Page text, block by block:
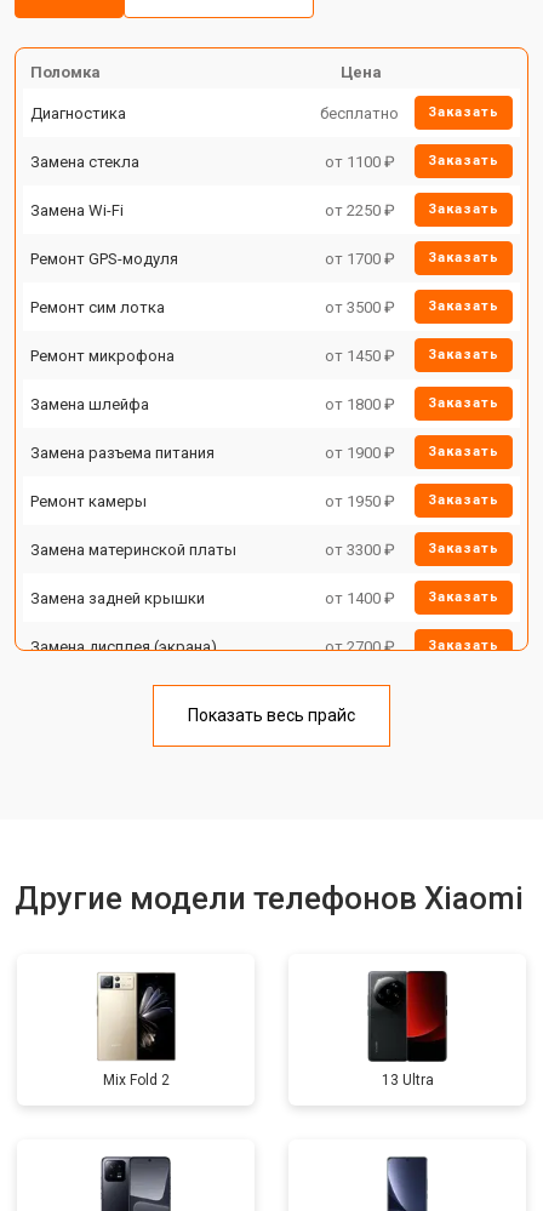
Поломка Цена
Диагностика бесплатно Заказать
Замена стекла от 1100 ₽ Заказать
Замена Wi-Fi от 2250 ₽ Заказать
Ремонт GPS-модуля от 1700 ₽ Заказать
Ремонт сим лотка от 3500 ₽ Заказать
Ремонт микрофона от 1450 ₽ Заказать
Замена шлейфа от 1800 ₽ Заказать
Замена разъема питания от 1900 ₽ Заказать
Ремонт камеры от 1950 ₽ Заказать
Замена материнской платы от 3300 ₽ Заказать
Замена задней крышки от 1400 ₽ Заказать
Замена дисплея (экрана) от 2700 ₽ Заказать
Замена кнопки включения от 1750 ₽
Показать весь прайс
Другие модели телефонов Xiaomi
Mix Fold 2 13 Ultra